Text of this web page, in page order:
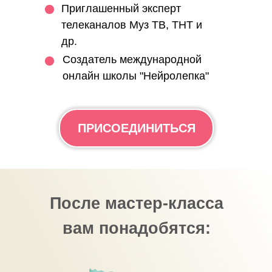
ПРИСОЕДИНИТЬСЯ
Приглашенный эксперт
телеканалов Муз ТВ, ТНТ и
др.
Создатель международной
онлайн школы "Нейролепка"
После мастер-класса
вам понадобятся: